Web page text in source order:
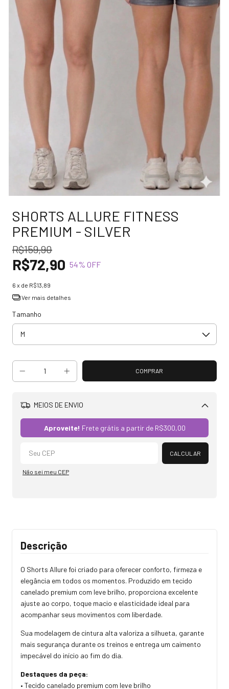
SHORTS ALLURE FITNESS
PREMIUM - SILVER
R$159,90
R$72,90 54% OFF
6 x de R$13,89
Ver mais detalhes
Tamanho
MEIOS DE ENVIO
Aproveite! Frete grátis a partir de R$300,00
CALCULAR
Não sei meu CEP
Descrição
O Shorts Allure foi criado para oferecer conforto, firmeza e
elegância em todos os momentos. Produzido em tecido
canelado premium com leve brilho, proporciona excelente
ajuste ao corpo, toque macio e elasticidade ideal para
acompanhar seus movimentos com liberdade.
Sua modelagem de cintura alta valoriza a silhueta, garante
mais segurança durante os treinos e entrega um caimento
impecável do início ao fim do dia.
Destaques da peça:
• Tecido canelado premium com leve brilho